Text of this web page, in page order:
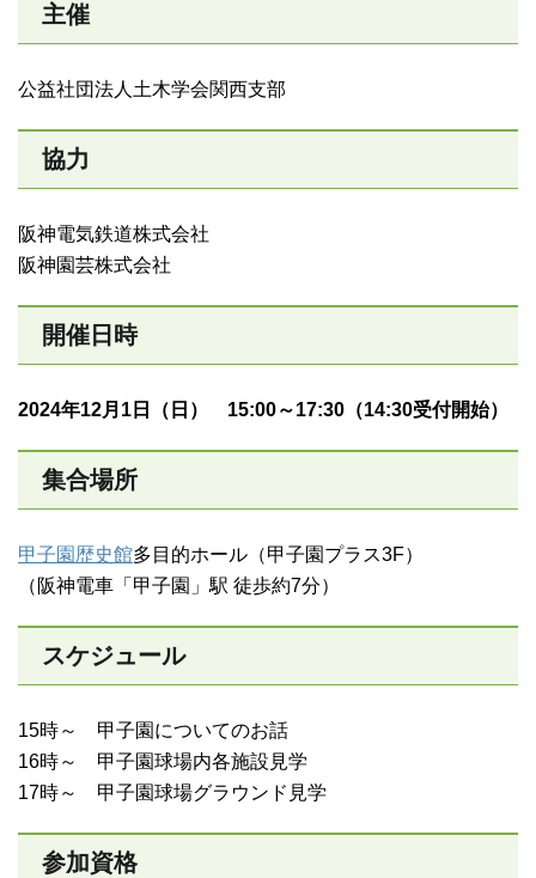
主催
公益社団法人土木学会関西支部
協力
阪神電気鉄道株式会社
阪神園芸株式会社
開催日時
2024年12月1日（日） 15:00～17:30（14:30受付開始）
集合場所
甲子園歴史館多目的ホール（甲子園プラス3F）
（阪神電車「甲子園」駅 徒歩約7分）
スケジュール
15時～ 甲子園についてのお話
16時～ 甲子園球場内各施設見学
17時～ 甲子園球場グラウンド見学
参加資格